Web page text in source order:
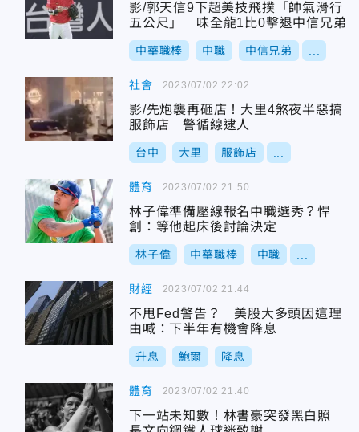
影/郭天信9下超美技飛撲「帥氣滑行
五公尺」 味全龍1比0擊退中信兄弟
中華職棒 中職 中信兄弟
社會
影/先炮襲再砸店！大里4煞夜半惡搞
服飾店 警循線逮人
台中 大里 服飾店
2023/07/02 22:02
體育
林子偉準備壓線報名中職選秀？悍
創：等他起床後討論決定
林子偉 中華職棒 中職
2023/07/02 21:50
財經
不甩Fed警告？ 美股大多頭因這理
由喊：下半年有機會降息
升息 鮑爾 降息
2023/07/02 21:44
體育
下一站未知數！林書豪突發黑白照
2023/07/02 21:40